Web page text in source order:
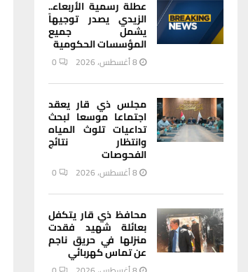
عطلة رسمية الأربعاء..
الزيدي يصدر توجيهاً
يشمل جميع
المؤسسات الحكومية
8 أغسطس، 2026 0
مجلس ذي قار يعقد
اجتماعا موسعا لبحث
تداعيات تلوث المياه
وانتظار نتائج
الفحوصات
8 أغسطس، 2026 0
محافظ ذي قار يتكفل
بعائلة شهيد فقدت
منزلها في حريق ناجم
عن تماس كهربائي